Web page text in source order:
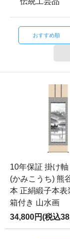
おすすめ順
10年保証 掛け
(かみこうち) 熊
本 正絹緞子本表
箱付き 山水画
34,800円(税込